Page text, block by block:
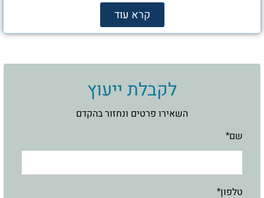
קרא עוד
לקבלת ייעוץ
השאירו פרטים ונחזור בהקדם
שם*
טלפון*